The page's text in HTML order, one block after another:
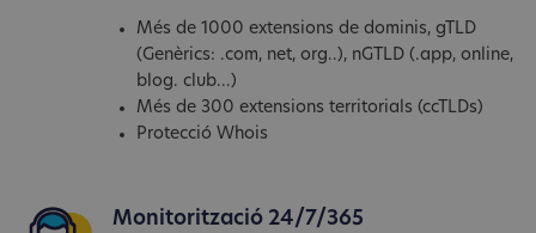
Més de 1000 extensions de dominis, gTLD
(Genèrics: .com, net, org..), nGTLD (.app, online,
blog. club...)
Més de 300 extensions territorials (ccTLDs)
Protecció Whois
Monitorització 24/7/365